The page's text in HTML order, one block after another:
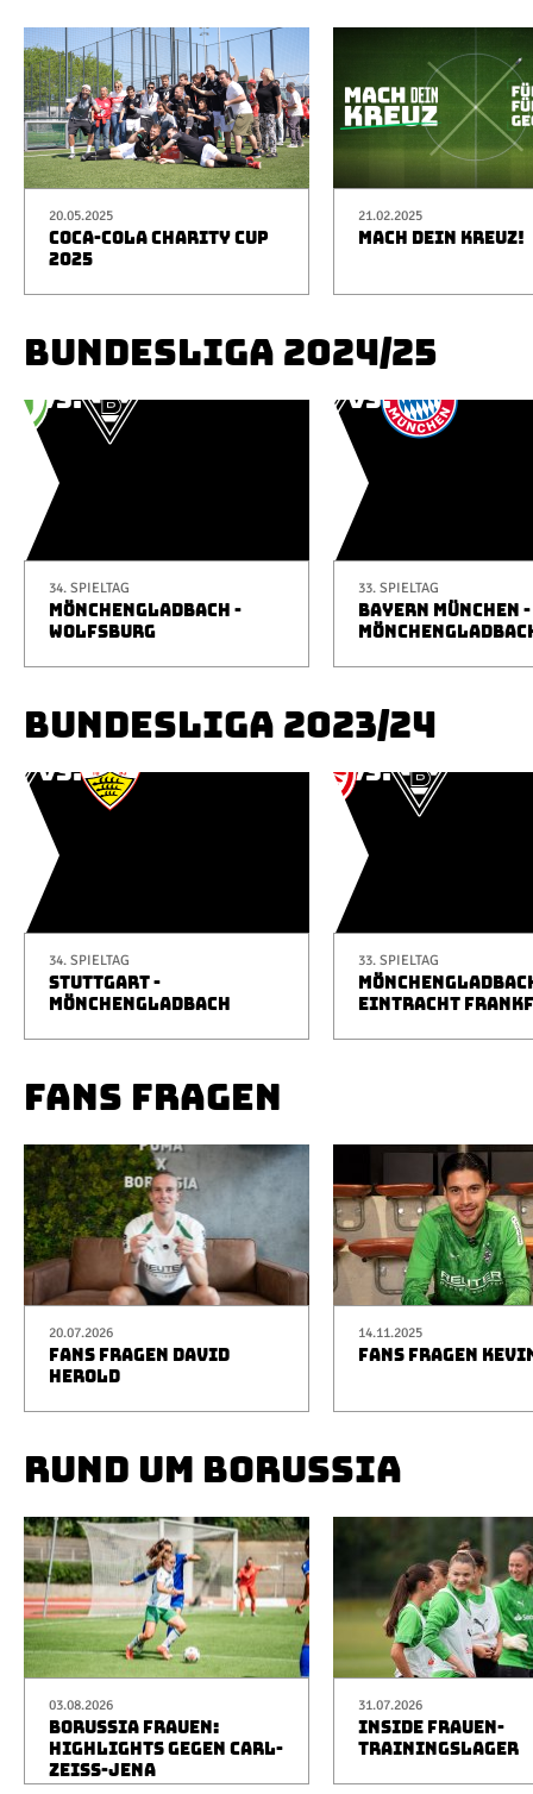
20.05.2025
COCA-COLA CHARITY CUP
2025
21.02.2025
MACH DEIN KREUZ!
BUNDESLIGA 2024/25
34. SPIELTAG
MÖNCHENGLADBACH -
WOLFSBURG
33. SPIELTAG
BAYERN MÜNCHEN -
BUNDESLIGA 2023/24
34. SPIELTAG
STUTTGART -
MÖNCHENGLADBACH
33. SPIELTAG
EINTRACHT
FANS FRAGEN
20.07.2026
FANS FRAGEN DAVID
HEROLD
14.11.2025
FANS FRAGEN
RUND UM BORUSSIA
03.08.2026
BORUSSIA FRAUEN:
HIGHLIGHTS GEGEN CARL-
ZEISS-JENA
31.07.2026
INSIDE FRAUEN-
TRAININGSLAGER